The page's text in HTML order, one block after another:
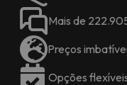
Mais de
Preços
Opções